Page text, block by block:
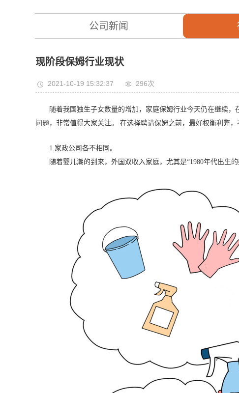
公司新闻
现阶段保姆行业现状
2021-10-19 15:32:37 296次
随着我国独生子女数量的增加，家庭保姆行业今天仍在继续
问题，非常值得大家关注。 在选择聘请保姆之前，最好权衡利弊
1.家政公司各不相同。
随着婴儿潮的到来，外国双收入家庭，尤其是“1980年代出生